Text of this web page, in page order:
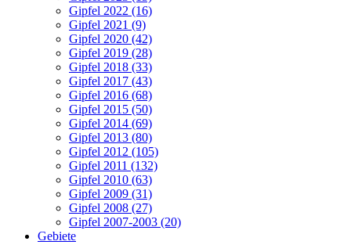
Gipfel 2022 (16)
Gipfel 2021 (9)
Gipfel 2020 (42)
Gipfel 2019 (28)
Gipfel 2018 (33)
Gipfel 2017 (43)
Gipfel 2016 (68)
Gipfel 2015 (50)
Gipfel 2014 (69)
Gipfel 2013 (80)
Gipfel 2012 (105)
Gipfel 2011 (132)
Gipfel 2010 (63)
Gipfel 2009 (31)
Gipfel 2008 (27)
Gipfel 2007-2003 (20)
Gebiete